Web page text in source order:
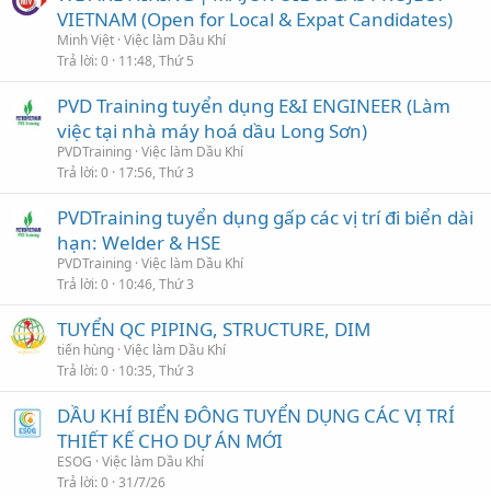
VIETNAM (Open for Local & Expat Candidates)
Minh Việt Việc làm Dầu Khí
Trả lời 0 11:48, Thứ 5
PVD Training tuyển dụng E&I ENGINEER (Làm
việc tại nhà máy hoá dầu Long Sơn)
PVDTraining Việc làm Dầu Khí
Trả lời 0 17:56, Thứ 3
PVDTraining tuyển dụng gấp các vị trí đi biển dài
hạn: Welder & HSE
PVDTraining Việc làm Dầu Khí
Trả lời 0 10:46, Thứ 3
TUYỂN QC PIPING, STRUCTURE, DIM
tiến hùng Việc làm Dầu Khí
Trả lời 0 10:35, Thứ 3
DẦU KHÍ BIỂN ĐÔNG TUYỂN DỤNG CÁC VỊ TRÍ
THIẾT KẾ CHO DỰ ÁN MỚI
ESOG Việc làm Dầu Khí
Trả lời 0 31/7/26